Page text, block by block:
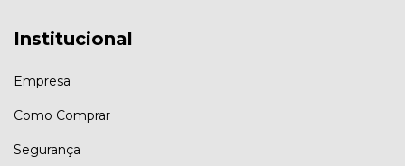
Institucional
Empresa
Como Comprar
Segurança